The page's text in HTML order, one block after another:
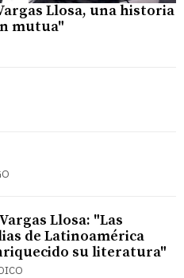
Llosa, una historia
mutua"
Llosa: "Las
de Latinoamérica
su literatura"